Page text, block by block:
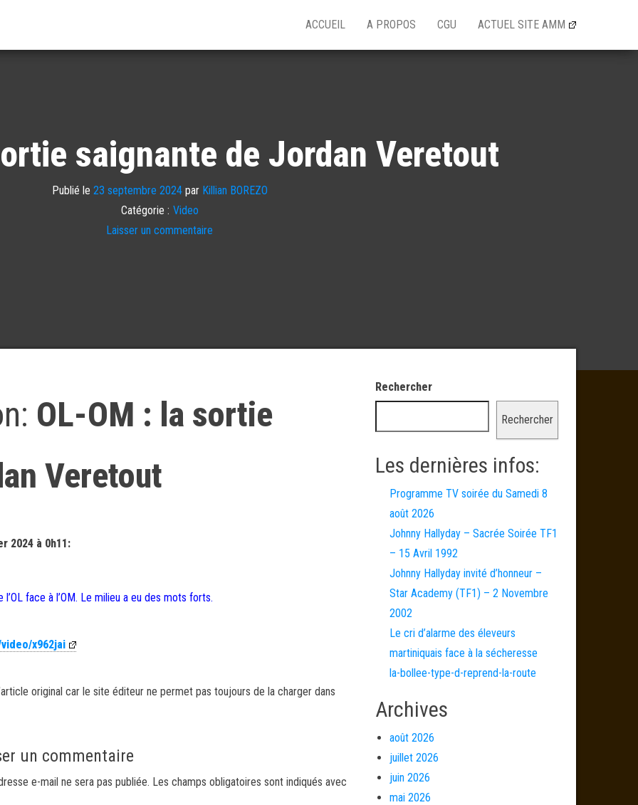
ACCUEIL A PROPOS CGU ACTUEL SITE AMM
saignante de Jordan Veretout
Publié le 23 septembre 2024par Killian BOREZO
Catégorie : Video
Laisser un commentaire
OL-OM : la sortie
Veretout
2024 à 0h11:
face à l’OM. Le milieu a eu des mots forts.
x962jai
original car le site éditeur ne permet pas toujours de la charger dans
un commentaire
e-mail ne sera pas publiée. Les champs obligatoires sont indiqués avec
Rechercher
Rechercher
Les dernières infos:
Programme TV soirée du Samedi 8
août 2026
Johnny Hallyday – Sacrée Soirée TF1
– 15 Avril 1992
Johnny Hallyday invité d’honneur –
Star Academy (TF1) – 2 Novembre
2002
Le cri d’alarme des éleveurs
martiniquais face à la sécheresse
la-bollee-type-d-reprend-la-route
Archives
août 2026
juillet 2026
juin 2026
mai 2026